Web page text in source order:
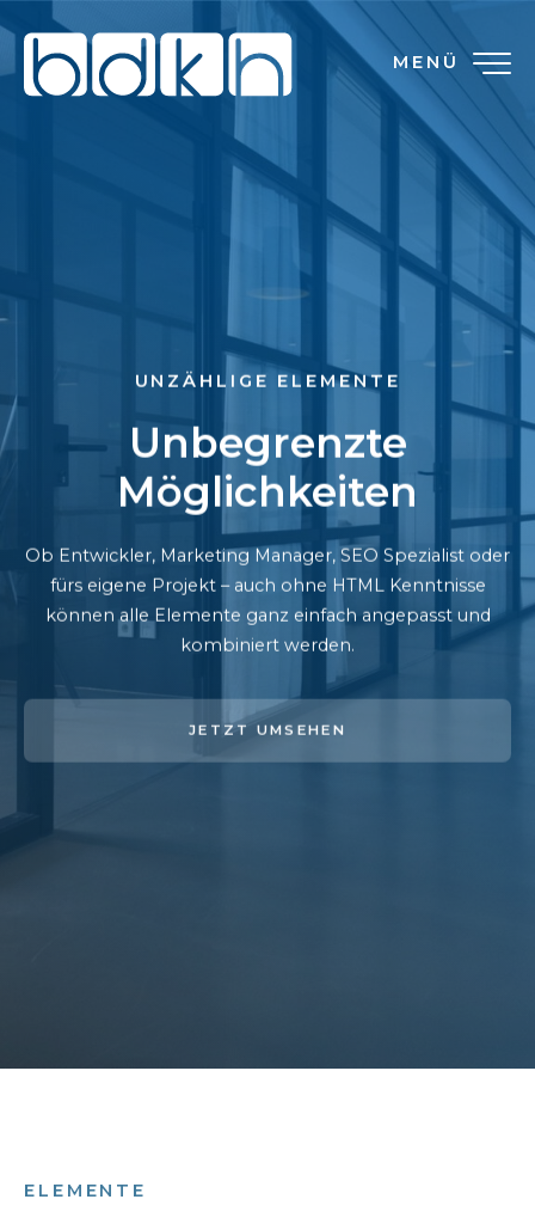
MENÜ
UNZÄHLIGE ELEMENTE
Unbegrenzte
Möglichkeiten
Ob Entwickler, Marketing Manager, SEO Spezialist oder
fürs eigene Projekt – auch ohne HTML Kenntnisse
können alle Elemente ganz einfach angepasst und
kombiniert werden.
JETZT UMSEHEN
ELEMENTE